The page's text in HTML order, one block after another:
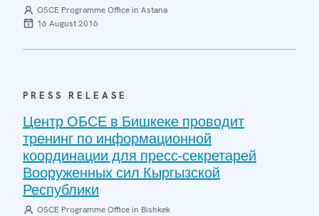
OSCE Programme Office in Astana
16 August 2016
PRESS RELEASE
Центр ОБСЕ в Бишкеке проводит
тренинг по информационной
координации для пресс-секретарей
Вооруженных сил Кыргызской
Республики
OSCE Programme Office in Bishkek